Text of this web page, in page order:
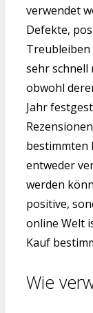
verwendet
Defekte,
Treubleiben
sehr schnell
obwohl
Jahr
bestimmten
entweder
werden
positive,
online Welt
Kauf
Wie